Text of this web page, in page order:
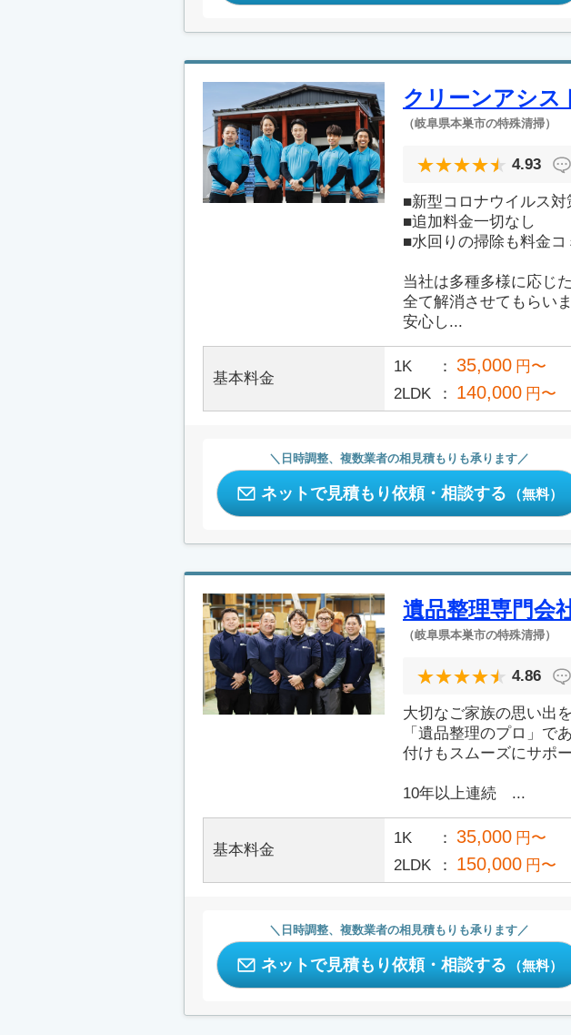
クリーンアシス
（岐阜県本巣市の特殊清掃）
4.93
■新型コロナウイルス対
■追加料金一切なし
■水回りの掃除も料金コ
当社は多種多様に応じ
全て解消させてもらいま
安心し...
基本料金
1K 35,000 円〜
2LDK
140,000 円〜
日時調整、複数業者の相見積もりも承ります
ネットで見積もり依頼・相談する （無料）
遺品整理専門会
（岐阜県本巣市の特殊清掃）
4.86
大切なご家族の思い出
「遺品整理のプロ」で
付けもスムーズにサポ
10年以上連続 ...
基本料金
1K 35,000 円〜
2LDK
150,000 円〜
日時調整、複数業者の相見積もりも承ります
ネットで見積もり依頼・相談する （無料）